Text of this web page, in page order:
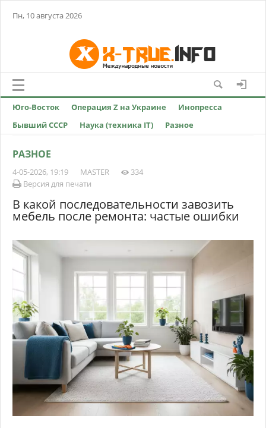
Пн, 10 августа 2026
Юго-Восток Операция Z на Украине
Инопресса
Бывший СССР
Наука (техника IT) Разное
РАЗНОЕ
4-05-2026, 19:19 MASTER
334
Версия для печати
В какой последовательности завозить
мебель после ремонта: частые ошибки